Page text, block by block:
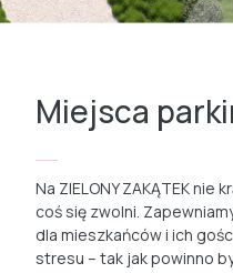
Miejsca
Na ZIELONY ZAKĄTEK
coś się zwolni.
dla mieszkańców i ich
stresu – tak jak powinno